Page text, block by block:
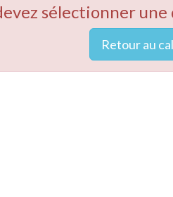
sélectionner
Retour au